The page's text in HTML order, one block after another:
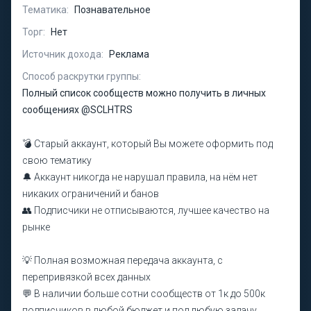
Тематика:
Познавательное
Торг:
Нет
Источник дохода:
Реклама
Способ раскрутки группы:
Полный список сообществ можно получить в личных
сообщениях @SCLHTRS
💣 Старый аккаунт, который Вы можете оформить под
свою тематику
🔔 Аккаунт никогда не нарушал правила, на нём нет
никаких ограничений и банов
👥 Подписчики не отписываются, лучшее качество на
рынке
💡 Полная возможная передача аккаунта, с
перепривязкой всех данных
💬 В наличии больше сотни сообществ от 1к до 500к